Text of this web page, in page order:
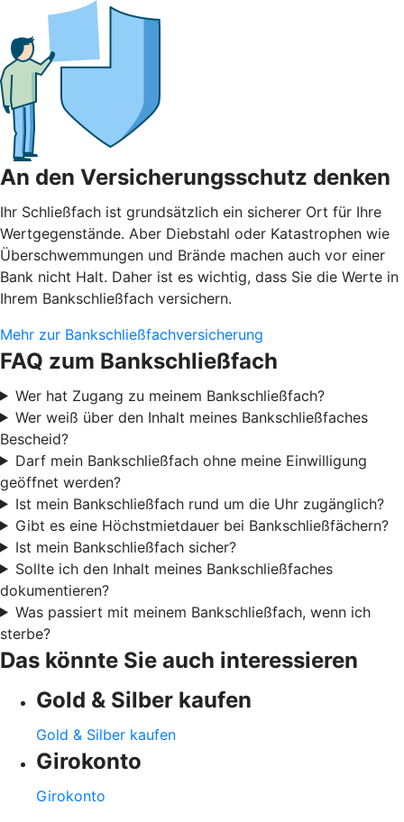
An den Versicherungsschutz denken
Ihr Schließfach ist grundsätzlich ein sicherer Ort für Ihre
Wertgegenstände. Aber Diebstahl oder Katastrophen wie
Überschwemmungen und Brände machen auch vor einer
Bank nicht Halt. Daher ist es wichtig, dass Sie die Werte in
Ihrem Bankschließfach versichern.
Mehr zur Bankschließfachversicherung
FAQ zum Bankschließfach
Wer hat Zugang zu meinem Bankschließfach?
Wer weiß über den Inhalt meines Bankschließfaches
Bescheid?
Darf mein Bankschließfach ohne meine Einwilligung
geöffnet werden?
Ist mein Bankschließfach rund um die Uhr zugänglich?
Gibt es eine Höchstmietdauer bei Bankschließfächern?
Ist mein Bankschließfach sicher?
Sollte ich den Inhalt meines Bankschließfaches
dokumentieren?
Was passiert mit meinem Bankschließfach, wenn ich
sterbe?
Das könnte Sie auch interessieren
Gold & Silber kaufen
Gold & Silber kaufen
Girokonto
Girokonto